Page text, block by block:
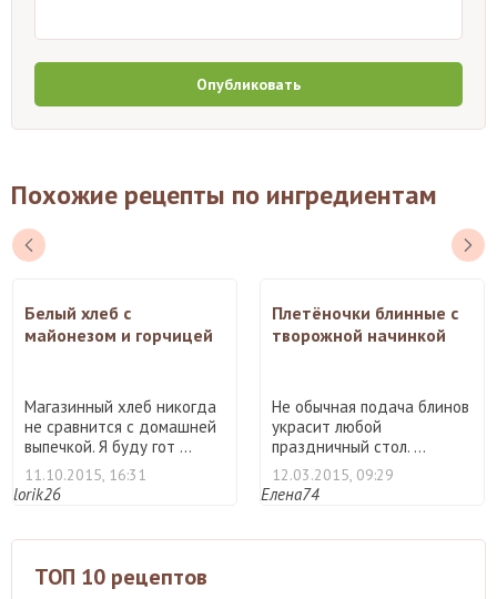
Опубликовать
Похожие рецепты по ингредиентам
Белый хлеб с
майонезом и горчицей
Магазинный хлеб никогда
не сравнится с домашней
выпечкой. Я буду гот ...
11.10.2015, 16:31
lorik26
Плетёночки блинные с
творожной начинкой
Не обычная подача блинов
украсит любой
праздничный стол. ...
12.03.2015, 09:29
Елена74
ТОП 10 рецептов